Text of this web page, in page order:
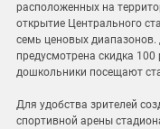
расположенных на
открытие Центрального
семь ценовых диапазонов.
предусмотрена скидка
дошкольники посещают
Для удобства зрителей
спортивной арены